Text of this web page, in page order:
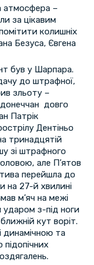
атмосфера –
за цікавим
колишніх
Безуса, Євгена
був у Шарпара.
до штрафної,
зльоту –
донеччан довго
Патрік
Дентіньо
тринадцятій
зі штрафного
але П’ятов
перейшла до
на 27-й хвилині
м’яч на межі
з-під ноги
кут воріт.
динамічною та